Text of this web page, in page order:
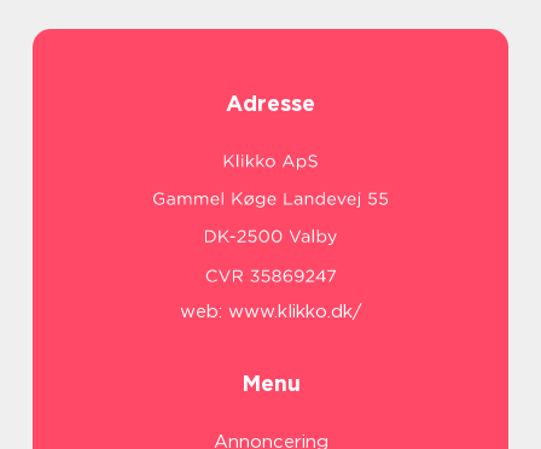
Adresse
web: www.klikko.dk/
Menu
Annoncering